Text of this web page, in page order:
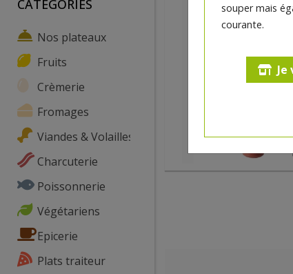
CATEGORIES
Nos plateaux
Fruits
Crèmerie
Fromages
Viandes & Volailles
Charcuterie
Poissonnerie
Végétariens
Epicerie
Plats traiteur
souper mais
courante.